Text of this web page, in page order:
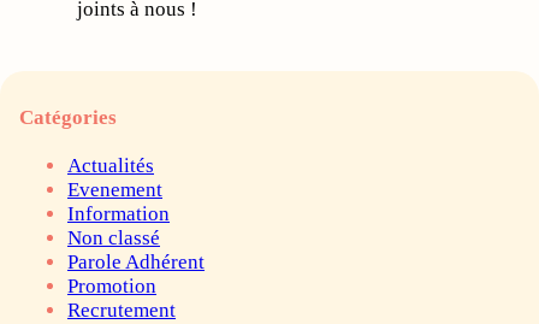
joints à nous !
Catégories
Actualités
Evenement
Information
Non classé
Parole Adhérent
Promotion
Recrutement